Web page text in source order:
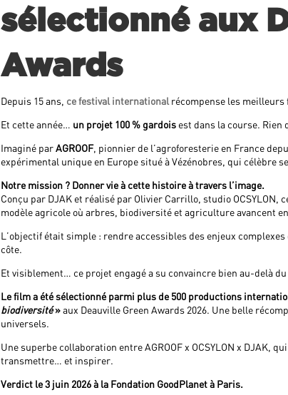
sélectionné aux
Awards
Depuis 15 ans, ce festival international récompense les
Et cette année… un projet 100 % gardois est dans la course. Rien
Imaginé parAGROOF, pionnier de l’agroforesterie en France
expérimental unique en Europe situé à Vézénobres, qui célèbre
Notre mission ? Donner vie à cette histoire à travers l’image.
Conçu par DJAK et réalisé par Olivier Carrillo, studio
modèle agricole où arbres, biodiversité et agriculture avancent
L’objectif était simple : rendre accessibles des enjeux
côte.
Et visiblement… ce projet engagé a su convaincre bien au-delà
Le film a été sélectionné parmi plus de 500 productions
biodiversité»aux Deauville Green Awards 2026. Une belle
universels.
Une superbe collaboration entre AGROOF x OCSYLON x
transmettre… et inspirer.
Verdict le 3 juin 2026 à la Fondation GoodPlanet à Paris.